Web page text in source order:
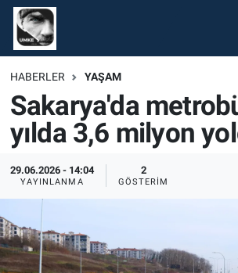
HABERLER YAŞAM
Sakarya'da
yılda 3,6 milyon
29.06.2026 - 14:04
YAYINLANMA
2
GÖSTERIM
Gündem
Ekonomi
Spor
Magazin
Tüm Haberler
İletişim
Nöbetçi Eczaneler
Hava Durumu
Namaz Vakitleri
Trafik Durumu
Süper Lig Puan Durumu ve
Tüm Manşetler